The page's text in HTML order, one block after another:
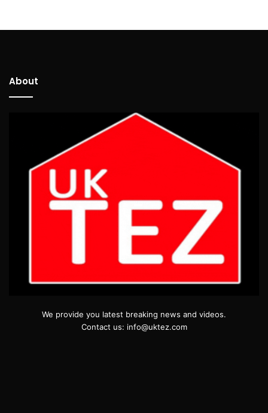
About
We provide you latest breaking news and videos.
Contact us: info@uktez.com